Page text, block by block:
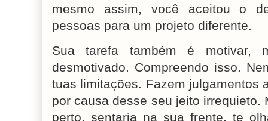
mesmo assim, você aceitou o
pessoas para um projeto diferente.
Sua tarefa também é
desmotivado. Compreendo isso.
tuas limitações. Fazem julgamentos
por causa desse seu jeito irrequieto.
perto, sentaria na sua frente, te